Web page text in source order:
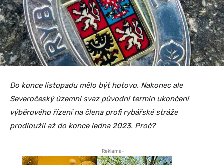
Do konce listopadu mělo být hotovo. Nakonec ale
Severočeský územní svaz původní termín ukončení
výběrového řízení na člena profi rybářské stráže
prodloužil až do konce ledna 2023. Proč?
-Reklama-